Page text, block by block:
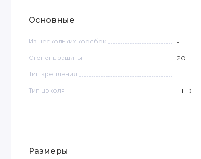
Основные
Из нескольких коробок -
Степень защиты 20
Тип крепления -
Тип цоколя LED
Размеры